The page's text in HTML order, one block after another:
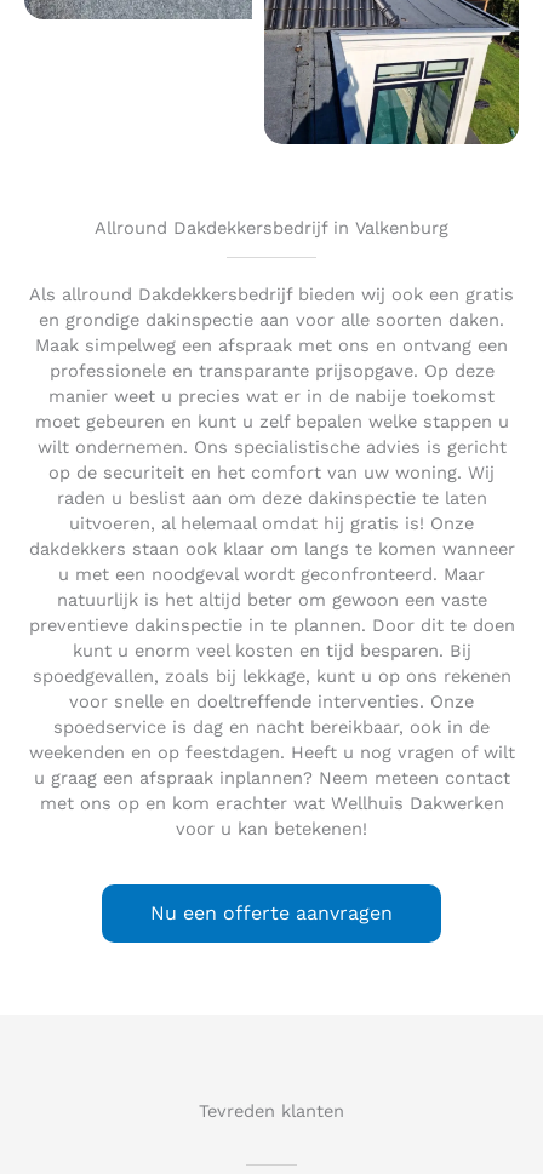
Allround Dakdekkersbedrijf in Valkenburg
Als allround Dakdekkersbedrijf bieden wij ook een gratis
en grondige dakinspectie aan voor alle soorten daken.
Maak simpelweg een afspraak met ons en ontvang een
professionele en transparante prijsopgave. Op deze
manier weet u precies wat er in de nabije toekomst
moet gebeuren en kunt u zelf bepalen welke stappen u
wilt ondernemen. Ons specialistische advies is gericht
op de securiteit en het comfort van uw woning. Wij
raden u beslist aan om deze dakinspectie te laten
uitvoeren, al helemaal omdat hij gratis is! Onze
dakdekkers staan ook klaar om langs te komen wanneer
u met een noodgeval wordt geconfronteerd. Maar
natuurlijk is het altijd beter om gewoon een vaste
preventieve dakinspectie in te plannen. Door dit te doen
kunt u enorm veel kosten en tijd besparen. Bij
spoedgevallen, zoals bij lekkage, kunt u op ons rekenen
voor snelle en doeltreffende interventies. Onze
spoedservice is dag en nacht bereikbaar, ook in de
weekenden en op feestdagen. Heeft u nog vragen of wilt
u graag een afspraak inplannen? Neem meteen contact
met ons op en kom erachter wat Wellhuis Dakwerken
voor u kan betekenen!
Nu een offerte aanvragen
Tevreden klanten